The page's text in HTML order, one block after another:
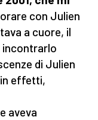
con Julien
a cuore, il
incontrarlo
di Julien
in effetti,
aveva